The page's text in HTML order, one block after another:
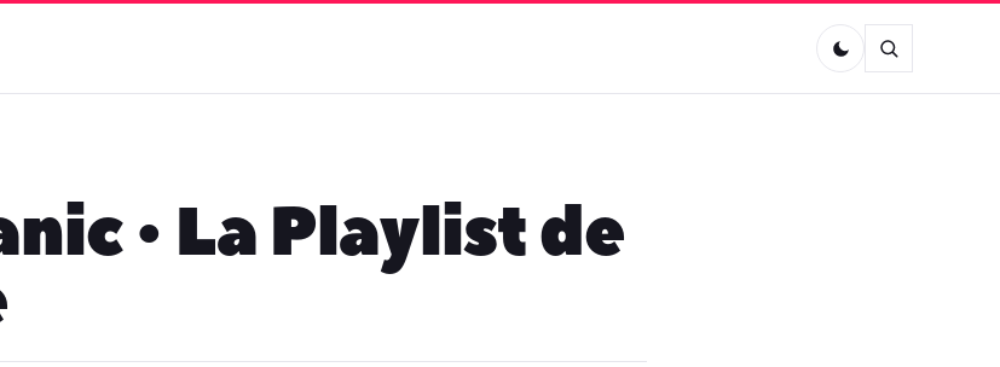
• La Playlist de